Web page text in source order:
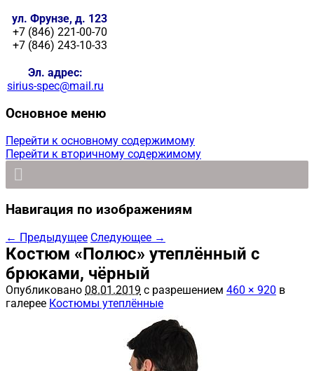
ул. Фрунзе, д. 123
+7 (846) 221-00-70
+7 (846) 243-10-33
Эл. адрес:
sirius-spec@mail.ru
Основное меню
Перейти к основному содержимому
Перейти к вторичному содержимому
Навигация по изображениям
← Предыдущее Следующее →
Костюм «Полюс» утеплённый с
брюками, чёрный
Опубликовано 08.01.2019 с разрешением 460 × 920 в
галерее Костюмы утеплённые